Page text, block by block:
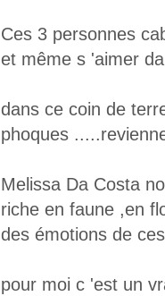
Ces 3 personnes
et même s 'aimer
dans ce coin de
phoques
Melissa Da Costa
riche en faune ,en
des émotions de
pour moi c 'est un